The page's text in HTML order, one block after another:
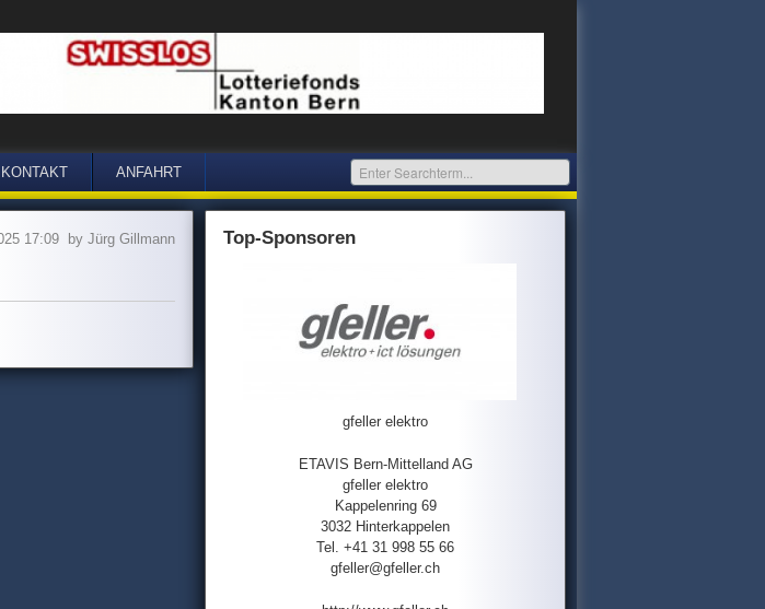
KONTAKT ANFAHRT
17:09 by Jürg Gillmann Top-Sponsoren
gfeller elektro
ETAVIS Bern-Mittelland AG
gfeller elektro
Kappelenring 69
3032 Hinterkappelen
Tel. +41 31 998 55 66
gfeller@gfeller.ch